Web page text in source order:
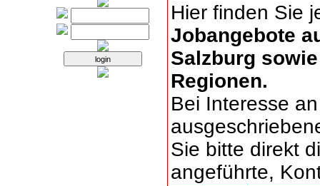
Hier finden Sie
Jobangebote
Salzburg
Regionen.
Bei Interesse
Sie bitte direkt
angeführte,